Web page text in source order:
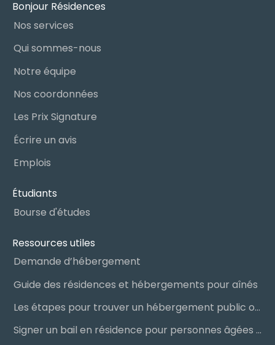
Bonjour Résidences
Nos services
Qui sommes-nous
Notre équipe
Nos coordonnées
Les Prix Signature
Écrire un avis
Emplois
Étudiants
Bourse d'études
Ressources utiles
Demande d’hébergement
Guide des résidences et hébergements pour aînés
Les étapes pour trouver un hébergement public ou privé
Signer un bail en résidence pour personnes âgées (RPA) : ce qu’il faut savoir